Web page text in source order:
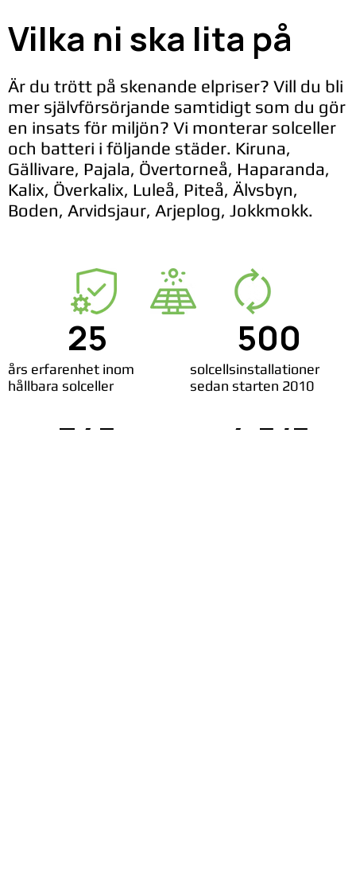
Vilka ni ska lita på
Är du trött på skenande elpriser? Vill du bli
mer självförsörjande samtidigt som du gör
en insats för miljön? Vi monterar solceller
och batteri i följande städer. Kiruna,
Gällivare, Pajala, Övertorneå, Haparanda,
Kalix, Överkalix, Luleå, Piteå, Älvsbyn,
Boden, Arvidsjaur, Arjeplog, Jokkmokk.
25
års erfarenhet inom
hållbara solceller
345
500
solcellsinstallationer
sedan starten 2010
4,5/5